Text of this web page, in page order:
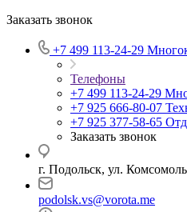
Заказать звонок
+7 499 113-24-29
Телефоны
+7 499 113-24-29
+7 925 666-80-07
+7 925 377-58-65
Заказать звонок
г. Подольск, ул.
podolsk.vs@vorota.me